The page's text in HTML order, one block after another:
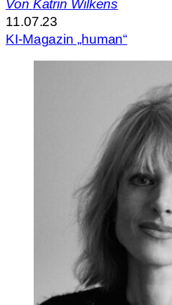
Von Katrin Wilkens
11.07.23
KI-Magazin „human“